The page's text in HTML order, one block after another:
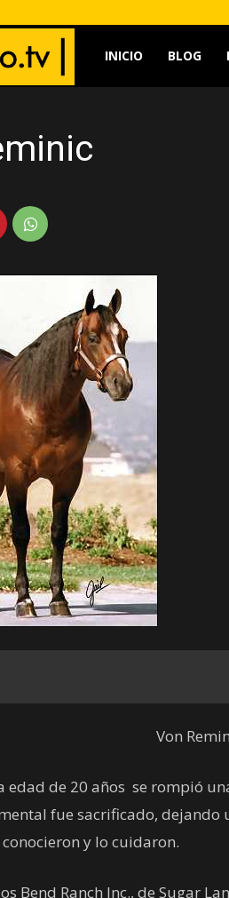
www.caballo.tv
INICIO BLOG
Von
edad de 20 años se rompió
fue sacrificado, dejando
y lo cuidaron.
Bend Ranch Inc., de Sugar